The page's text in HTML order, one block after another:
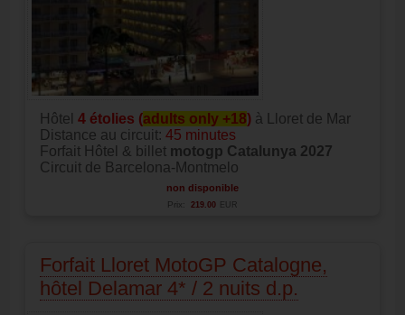
Hôtel 4 étolies (adults only +18)à Lloret de Mar
Distance au circuit: 45 minutes
Forfait Hôtel & billet motogp Catalunya 2027
Circuit de Barcelona-Montmelo
non disponible
Prix: 219.00 EUR
Forfait Lloret MotoGP Catalogne,
hôtel Delamar 4* / 2 nuits d.p.